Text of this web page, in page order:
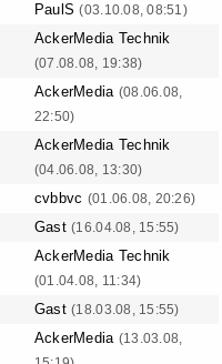
PaulS(03.10.08, 08:51)
AckerMedia Technik
(07.08.08, 19:38)
AckerMedia (08.06.08,
22:50)
AckerMedia Technik
(04.06.08, 13:30)
cvbbvc (01.06.08, 20:26)
Gast(16.04.08, 15:55)
AckerMedia Technik
(01.04.08, 11:34)
Gast(18.03.08, 15:55)
AckerMedia (13.03.08,